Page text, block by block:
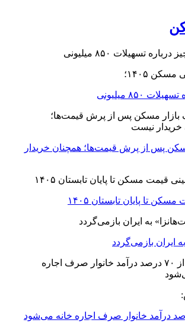
۱۴۰۵؛
۸۵۰ میلیونی
پس از پرش قیمت‌ها؛ همچنان خریدار
تا پایان تابستان ۱۴۰۵
ایران بازمی‌گردد